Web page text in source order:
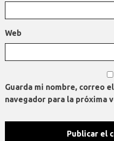
Web
Guarda mi nombre, correo
navegador para la próxima